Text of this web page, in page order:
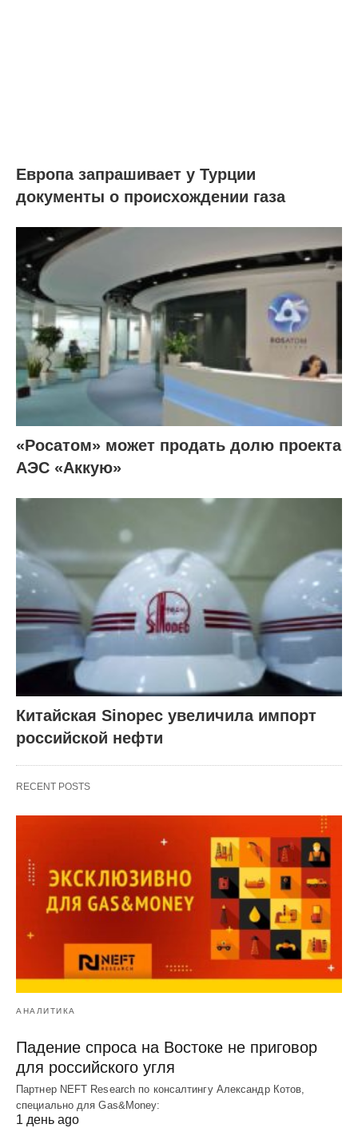
Европа запрашивает у Турции
документы о происхождении газа
«Росатом» может продать долю проекта
АЭС «Аккую»
Китайская Sinopec увеличила импорт
российской нефти
RECENT POSTS
АНАЛИТИКА
Падение спроса на Востоке не приговор
для российского угля
Партнер NEFT Research по консалтингу Александр Котов,
специально для Gas&Money:
1 день ago